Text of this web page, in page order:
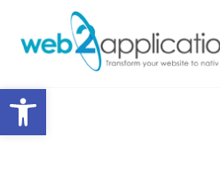
Abrir barra de herramientas